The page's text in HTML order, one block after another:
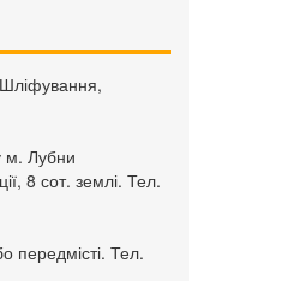
м. Лубни
8 сот. землі. Тел.
передмісті. Тел.